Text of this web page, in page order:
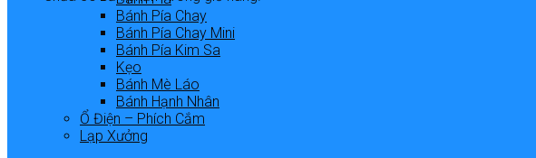
Bánh Pía Chay
Bánh Pía Chay Mini
Bánh Pía Kim Sa
Kẹo
Bánh Mè Láo
Bánh Hạnh Nhân
Ổ Điện – Phích Cắm
Lạp Xưởng